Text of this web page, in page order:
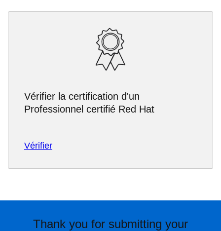
Vérifier la certification d'un
Professionnel certifié Red Hat
Vérifier
Thank you for submitting your